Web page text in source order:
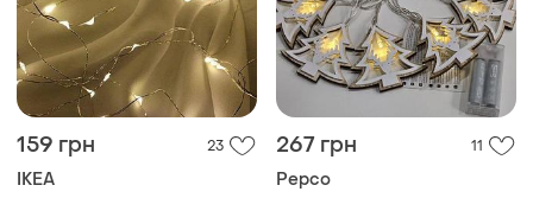
159 грн 23
IKEA
267 грн 11
Pepco